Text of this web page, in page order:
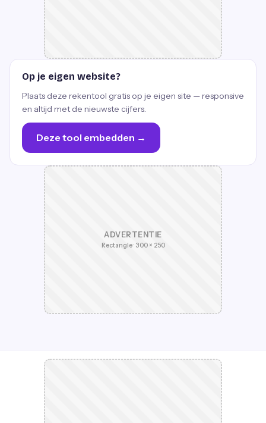
Op je eigen website?
Plaats deze rekentool gratis op je eigen site — responsive
en altijd met de nieuwste cijfers.
Deze tool embedden →
ADVERTENTIE
Rectangle · 300 × 250